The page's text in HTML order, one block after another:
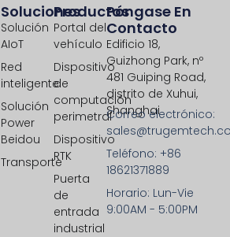
Productos
Portal del
vehículo
Dispositivo
de
computación
perimetral
Dispositivo
RTK
Puerta
de
entrada
industrial
Soluciones
Solución
AIoT
Red
inteligente
Solución
Power
Beidou
Transporte
Póngase En
Contacto
Edificio 18,
Guizhong Park, nº
481 Guiping Road,
distrito de Xuhui,
Shanghai
Correo electrónico:
Teléfono: +86
18621371889
Horario: Lun-Vie
9:00AM - 5:00PM